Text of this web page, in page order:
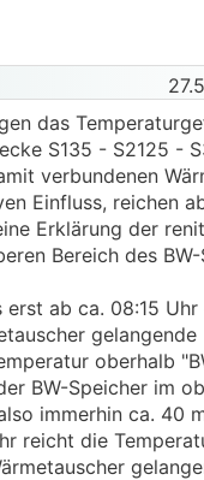
das
S135 - S2125 -
verbundenen
Einfluss, reichen
Erklärung der
Bereich des
erst ab ca. 08:15
gelangende
oberhalb
BW-Speicher im
immerhin ca. 40
reicht die